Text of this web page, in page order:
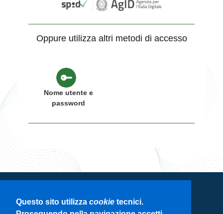
Questo sito utilizza cookie tecnici.
Oppure utilizza altri metodi di accesso
Nome utente e
password
Servizio di autenticazione di Regione
Lombardia